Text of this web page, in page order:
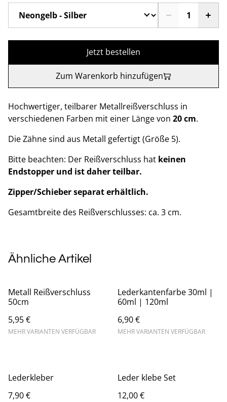
Jetzt bestellen
Zum Warenkorb hinzufügen
Hochwertiger, teilbarer Metallreißverschluss in
verschiedenen Farben mit einer Länge von 20 cm.
Die Zähne sind aus Metall gefertigt (Größe 5).
Bitte beachten: Der Reißverschluss hat keinen
Endstopper und ist daher teilbar.
Zipper/Schieber separat erhältlich.
Gesamtbreite des Reißverschlusses: ca. 3 cm.
Ähnliche Artikel
Metall Reißverschluss
50cm
5,95 €
MEHR VARIANTEN VERFÜGBAR
Lederkantenfarbe 30ml |
60ml | 120ml
6,90 €
MEHR VARIANTEN VERFÜGBAR
Lederkleber
7,90 €
Leder klebe Set
12,00 €